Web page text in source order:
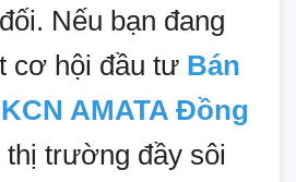
Nếu bạn đang
cơ hội đầu tư Bán
AMATA Đồng
thị trường đầy sôi